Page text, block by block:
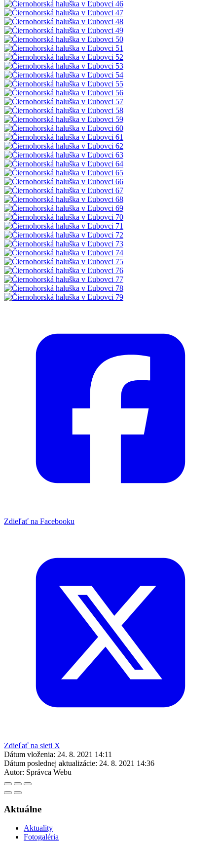
Zdieľať na Facebooku
Zdieľať na sieti X
Dátum vloženia: 24. 8. 2021 14:11
Dátum poslednej aktualizácie: 24. 8. 2021 14:36
Autor: Správca Webu
Aktuálne
Aktuality
Fotogaléria